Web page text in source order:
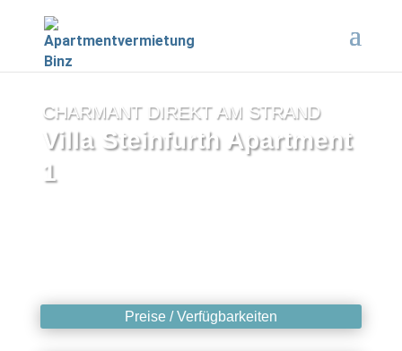
CHARMANT DIREKT AM STRAND
Villa Steinfurth Apartment
1
Preise / Verfügbarkeiten